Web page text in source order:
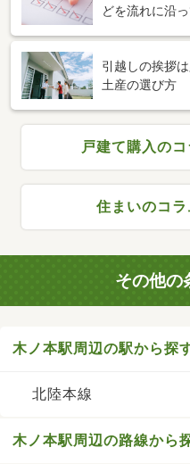
どを流れに沿
引越しの挨拶
土産の選び方
戸建て購入の
住まいのコ
その他の
木ノ本駅周辺の駅から探
北陸本線
木ノ本駅周辺の路線から